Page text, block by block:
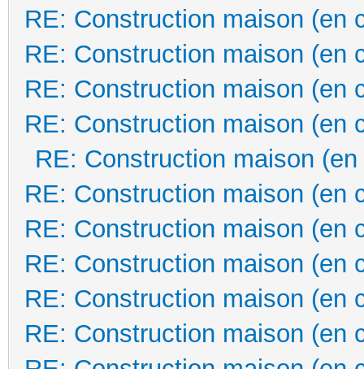
RE: Construction maison (en
RE: Construction maison (en
RE: Construction maison (en
RE: Construction maison (en
RE: Construction maison
RE: Construction maison (en
RE: Construction maison (en
RE: Construction maison (en
RE: Construction maison (en
RE: Construction maison (en